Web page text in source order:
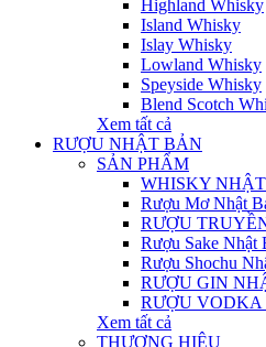
Highland Whisky
Island Whisky
Islay Whisky
Lowland Whisky
Speyside Whisky
Blend Scotch
Xem tất cả
RƯỢU NHẬT BẢN
SẢN PHẨM
WHISKY
Rượu Mơ Nhật
RƯỢU
Rượu Sake Nhật
Rượu Shochu
RƯỢU GIN
RƯỢU
Xem tất cả
THƯƠNG HIỆU